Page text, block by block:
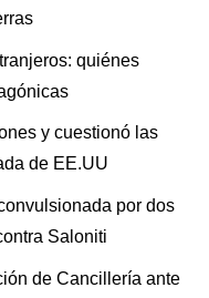
quiénes
y cuestionó las
de EE.UU
por dos
Saloniti
de Cancillería ante